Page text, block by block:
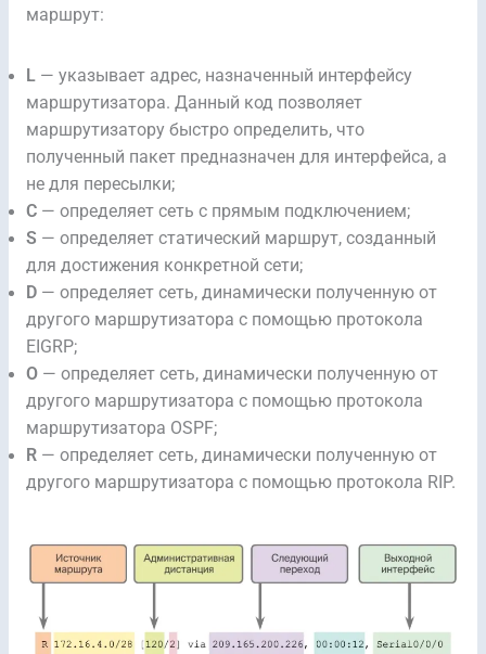
маршрут:
L — указывает адрес, назначенный интерфейсу
маршрутизатора. Данный код позволяет
маршрутизатору быстро определить, что
полученный пакет предназначен для интерфейса, а
не для пересылки;
C — определяет сеть с прямым подключением;
S — определяет статический маршрут, созданный
для достижения конкретной сети;
D — определяет сеть, динамически полученную от
другого маршрутизатора с помощью протокола
EIGRP;
O — определяет сеть, динамически полученную от
другого маршрутизатора с помощью протокола
маршрутизатора OSPF;
R — определяет сеть, динамически полученную от
другого маршрутизатора с помощью протокола RIP.